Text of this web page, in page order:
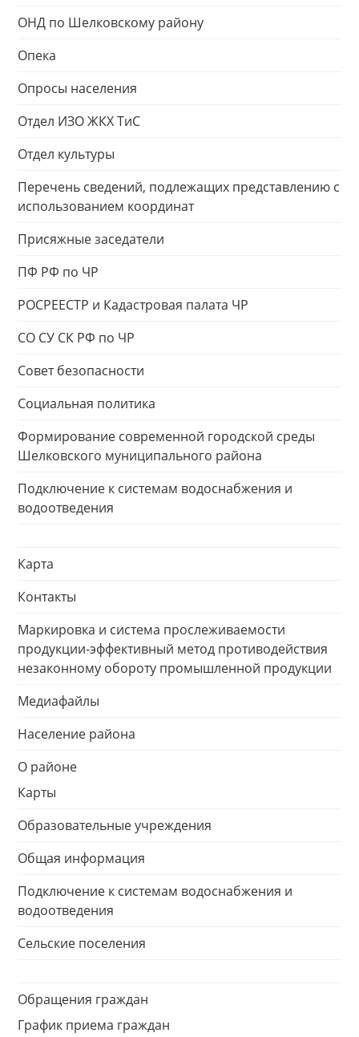
ОНД по Шелковскому району
Опека
Опросы населения
Отдел ИЗО ЖКХ ТиС
Отдел культуры
Перечень сведений, подлежащих представлению с
использованием координат
Присяжные заседатели
ПФ РФ по ЧР
РОСРЕЕСТР и Кадастровая палата ЧР
СО СУ СК РФ по ЧР
Совет безопасности
Социальная политика
Формирование современной городской среды
Шелковского муниципального района
Подключение к системам водоснабжения и
водоотведения
Карта
Контакты
Маркировка и система прослеживаемости
продукции-эффективный метод противодействия
незаконному обороту промышленной продукции
Медиафайлы
Население района
О районе
Карты
Образовательные учреждения
Общая информация
Подключение к системам водоснабжения и
водоотведения
Сельские поселения
Обращения граждан
График приема граждан